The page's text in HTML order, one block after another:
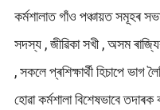
কৰ্মশালাত গাঁও পঞ্চায়ত সমূহৰ
সদস্য , জীৱিকা সখী , অসম
, সকলে প্ৰশিক্ষাৰ্থী হিচাপে
হোৱা কৰ্মশালা বিশেষভাবে